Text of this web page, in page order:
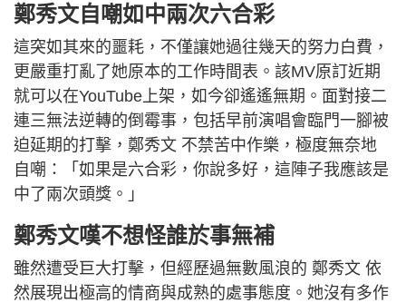
鄭秀文自嘲如中兩次六合彩
這突如其來的噩耗，不僅讓她過往幾天的努力白費，
更嚴重打亂了她原本的工作時間表。該MV原訂近期
就可以在YouTube上架，如今卻遙遙無期。面對接二
連三無法逆轉的倒霉事，包括早前演唱會臨門一腳被
迫延期的打擊，鄭秀文 不禁苦中作樂，極度無奈地
自嘲：「如果是六合彩，你說多好，這陣子我應該是
中了兩次頭獎。」
鄭秀文嘆不想怪誰於事無補
雖然遭受巨大打擊，但經歷過無數風浪的 鄭秀文 依
然展現出極高的情商與成熟的處事態度。她沒有多作